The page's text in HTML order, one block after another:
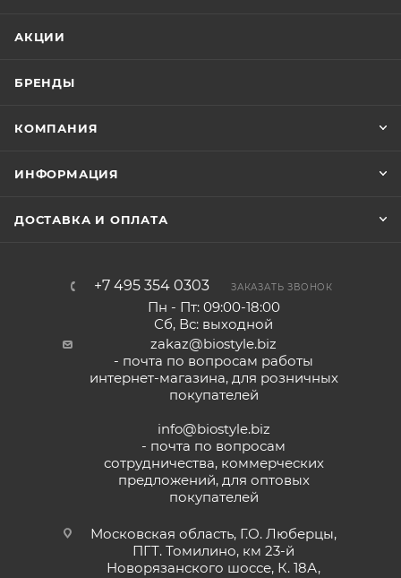
АКЦИИ
БРЕНДЫ
КОМПАНИЯ
ИНФОРМАЦИЯ
ДОСТАВКА И ОПЛАТА
+7 495 354 0303 ЗАКАЗАТЬ ЗВОНОК
Пн - Пт: 09:00-18:00
Сб, Вс: выходной
zakaz@biostyle.biz
- почта по вопросам работы
интернет-магазина, для розничных
покупателей
info@biostyle.biz
- почта по вопросам
сотрудничества, коммерческих
предложений, для оптовых
покупателей
Московская область, Г.О. Люберцы,
ПГТ. Томилино, км 23-й
Новорязанского шоссе, К. 18А,